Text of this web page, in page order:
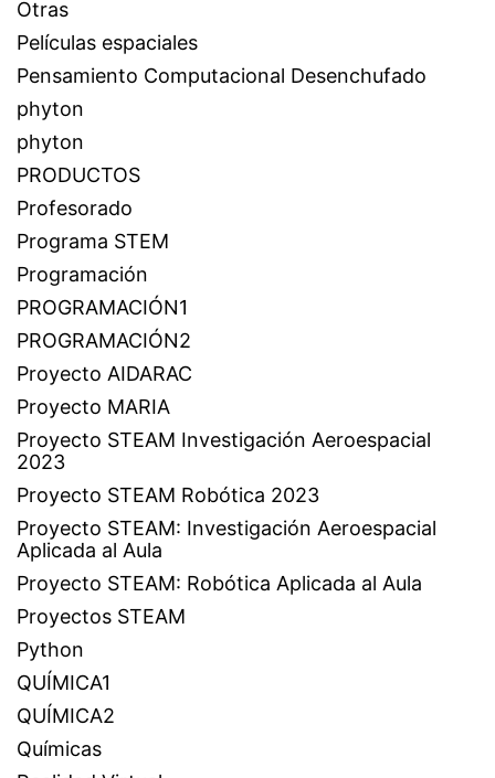
Otras
Películas espaciales
Pensamiento Computacional Desenchufado
phyton
phyton
PRODUCTOS
Profesorado
Programa STEM
Programación
PROGRAMACIÓN1
PROGRAMACIÓN2
Proyecto AIDARAC
Proyecto MARIA
Proyecto STEAM Investigación Aeroespacial
2023
Proyecto STEAM Robótica 2023
Proyecto STEAM: Investigación Aeroespacial
Aplicada al Aula
Proyecto STEAM: Robótica Aplicada al Aula
Proyectos STEAM
Python
QUÍMICA1
QUÍMICA2
Químicas